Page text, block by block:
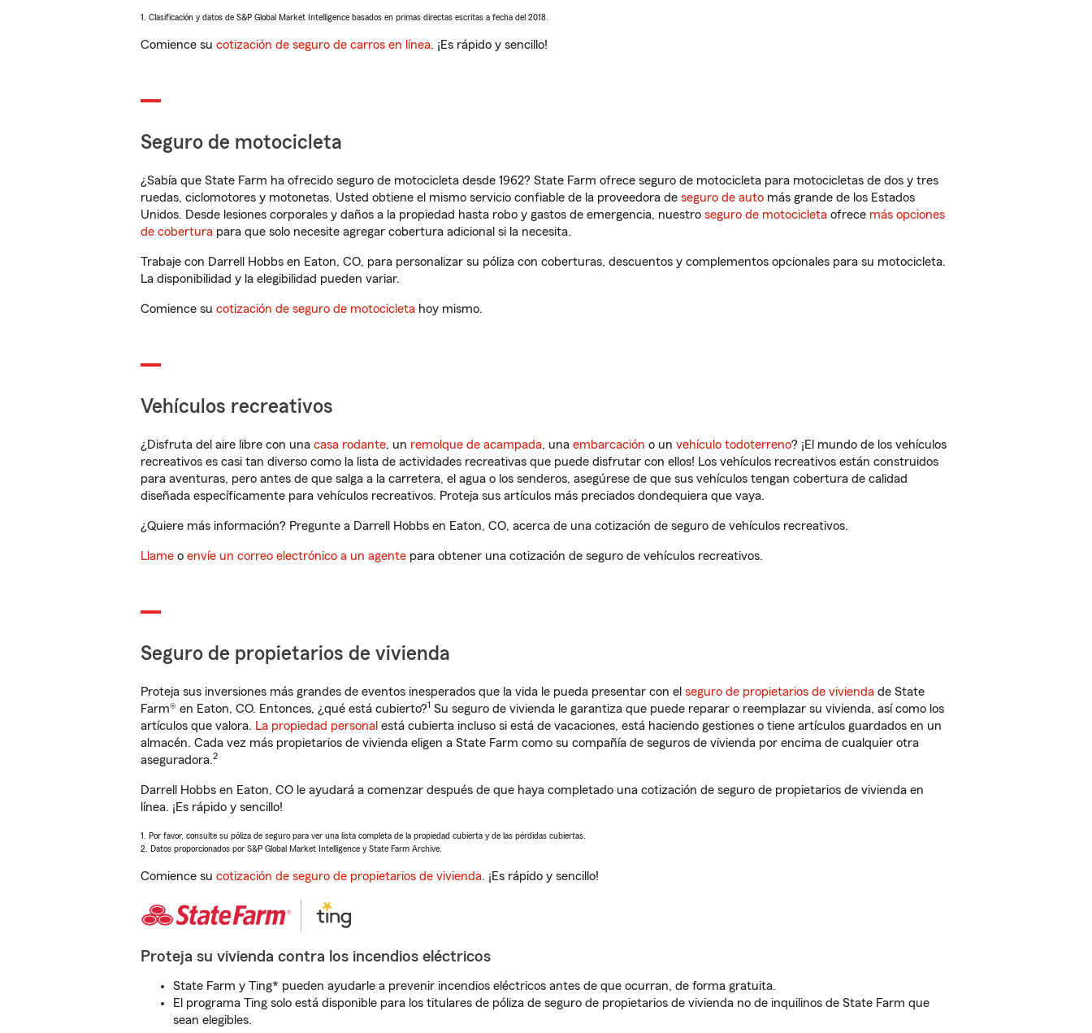
1. Clasificación y datos de S&P Global Market Intelligence basados en primas directas escritas a fecha del 2018.
Comience su cotización de seguro de carros en línea. ¡Es rápido y sencillo!
Seguro de motocicleta
¿Sabía que State Farm ha ofrecido seguro de motocicleta desde 1962? State Farm ofrece seguro de motocicleta para motocicletas de dos y tres
ruedas, ciclomotores y motonetas. Usted obtiene el mismo servicio confiable de la proveedora de seguro de auto más grande de los Estados
Unidos. Desde lesiones corporales y daños a la propiedad hasta robo y gastos de emergencia, nuestro seguro de motocicleta ofrece más opciones
de cobertura para que solo necesite agregar cobertura adicional si la necesita.
Trabaje con Darrell Hobbs en Eaton, CO, para personalizar su póliza con coberturas, descuentos y complementos opcionales para su motocicleta.
La disponibilidad y la elegibilidad pueden variar.
Comience su cotización de seguro de motocicleta hoy mismo.
Vehículos recreativos
¿Disfruta del aire libre con una casa rodante, un remolque de acampada, una embarcación o un vehículo todoterreno? ¡El mundo de los vehículos
recreativos es casi tan diverso como la lista de actividades recreativas que puede disfrutar con ellos! Los vehículos recreativos están construidos
para aventuras, pero antes de que salga a la carretera, el agua o los senderos, asegúrese de que sus vehículos tengan cobertura de calidad
diseñada específicamente para vehículos recreativos. Proteja sus artículos más preciados dondequiera que vaya.
¿Quiere más información? Pregunte a Darrell Hobbs en Eaton, CO, acerca de una cotización de seguro de vehículos recreativos.
Llame o envíe un correo electrónico a un agente para obtener una cotización de seguro de vehículos recreativos.
Seguro de propietarios de vivienda
Proteja sus inversiones más grandes de eventos inesperados que la vida le pueda presentar con el seguro de propietarios de vivienda de State
Farm® en Eaton, CO. Entonces, ¿qué está cubierto?1 Su seguro de vivienda le garantiza que puede reparar o reemplazar su vivienda, así como los
artículos que valora. La propiedad personal está cubierta incluso si está de vacaciones, está haciendo gestiones o tiene artículos guardados en un
almacén. Cada vez más propietarios de vivienda eligen a State Farm como su compañía de seguros de vivienda por encima de cualquier otra
aseguradora.2
Darrell Hobbs en Eaton, CO le ayudará a comenzar después de que haya completado una cotización de seguro de propietarios de vivienda en
línea. ¡Es rápido y sencillo!
1. Por favor, consulte su póliza de seguro para ver una lista completa de la propiedad cubierta y de las pérdidas cubiertas.
2. Datos proporcionados por S&P Global Market Intelligence y State Farm Archive.
Comience su cotización de seguro de propietarios de vivienda. ¡Es rápido y sencillo!
Proteja su vivienda contra los incendios eléctricos
State Farm y Ting* pueden ayudarle a prevenir incendios eléctricos antes de que ocurran, de forma gratuita.
El programa Ting solo está disponible para los titulares de póliza de seguro de propietarios de vivienda no de inquilinos de State Farm que
sean elegibles.